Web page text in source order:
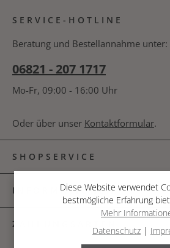
Kenntnis genommen und die
SERVICE-HOTLINE
Beratung und Bestellannahme unter:
06821 - 207 1717
Mo-Fr, 09:00 - 16:00 Uhr
Oder über unser Kontaktformular.
SHOPSERVICE
INFORMATIONEN
ZAHLUNGSARTEN
Diese Website verwendet
bestmögliche Erfahrung
Mehr
Datenschutz |